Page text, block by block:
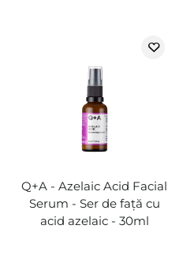
Q+A - Azelaic Acid Facial
Serum - Ser de față cu
acid azelaic - 30ml